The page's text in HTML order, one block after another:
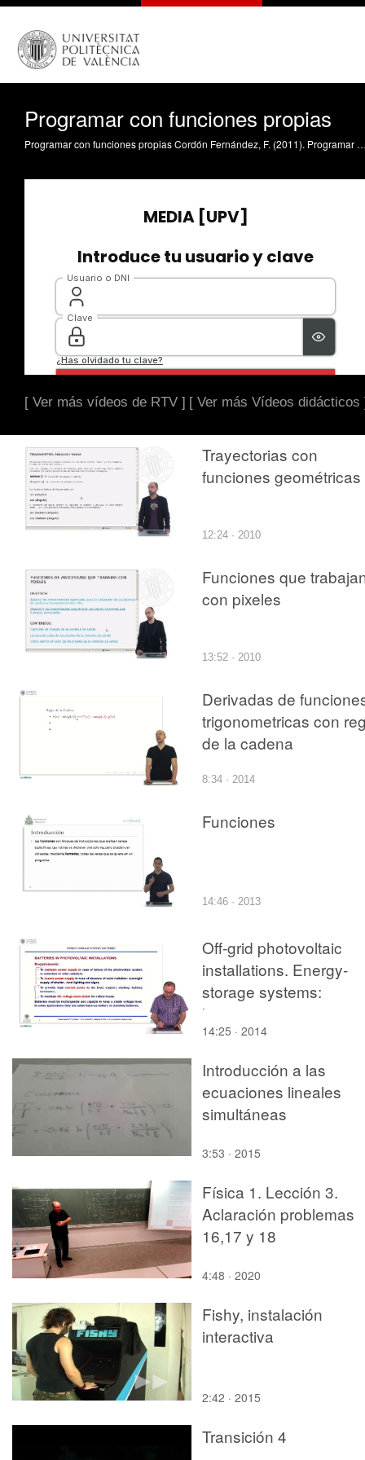
Programar con funciones propias
Programar con funciones propias Cordón Fernández, F. (2011). Programar con
[ Ver más vídeos de RTV ] [ Ver más Vídeos didácticos
Trayectorias con
funciones geométricas
12:24 · 2010
Funciones que
con pixeles
13:52 · 2010
Derivadas de
trigonometricas con
de la cadena
8:34 · 2014
Funciones
14:46 · 2013
Off-grid photovoltaic
installations. Energy-
storage systems:
batteries
14:25 · 2014
Introducción a las
ecuaciones lineales
simultáneas
3:53 · 2015
Física 1. Lección 3.
Aclaración problemas
16,17 y 18
4:48 · 2020
Fishy, instalación
interactiva
2:42 · 2015
Transición 4